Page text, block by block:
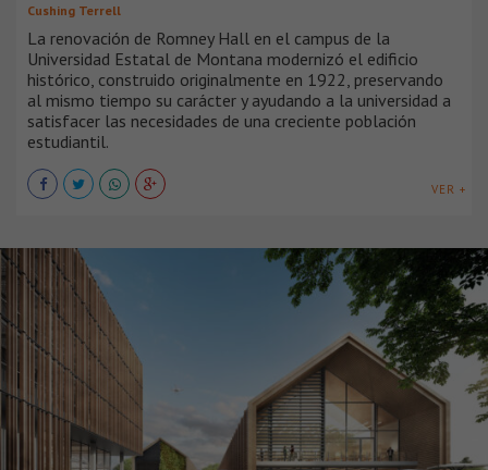
Cushing Terrell
La renovación de Romney Hall en el campus de la
Universidad Estatal de Montana modernizó el edificio
histórico, construido originalmente en 1922, preservando
al mismo tiempo su carácter y ayudando a la universidad a
satisfacer las necesidades de una creciente población
estudiantil.
VER +